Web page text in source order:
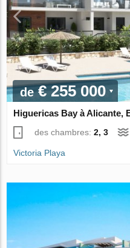
de€ 255 000
Higuericas Bay à Alicante,
des chambres:2, 3
Victoria Playa